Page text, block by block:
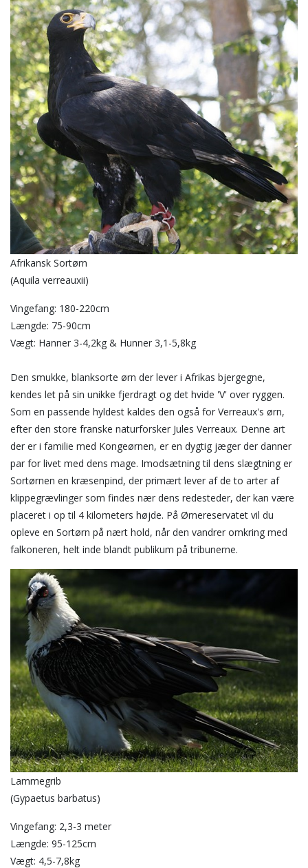
Afrikansk Sortørn
(Aquila verreauxii)
Vingefang: 180-220cm
Længde: 75-90cm
Vægt: Hanner 3-4,2kg & Hunner 3,1-5,8kg
Den smukke, blanksorte ørn der lever i Afrikas bjergegne,
kendes let på sin unikke fjerdragt og det hvide 'V' over ryggen.
Som en passende hyldest kaldes den også for Verreaux's ørn,
efter den store franske naturforsker Jules Verreaux. Denne art
der er i familie med Kongeørnen, er en dygtig jæger der danner
par for livet med dens mage. Imodsætning til dens slægtning er
Sortørnen en kræsenpind, der primært lever af de to arter af
klippegrævlinger som findes nær dens redesteder, der kan være
placeret i op til 4 kilometers højde. På Ørnereservatet vil du
opleve en Sortørn på nært hold, når den vandrer omkring med
falkoneren, helt inde blandt publikum på tribunerne.
Lammegrib
(Gypaetus barbatus)
Vingefang: 2,3-3 meter
Længde: 95-125cm
Vægt: 4,5-7,8kg